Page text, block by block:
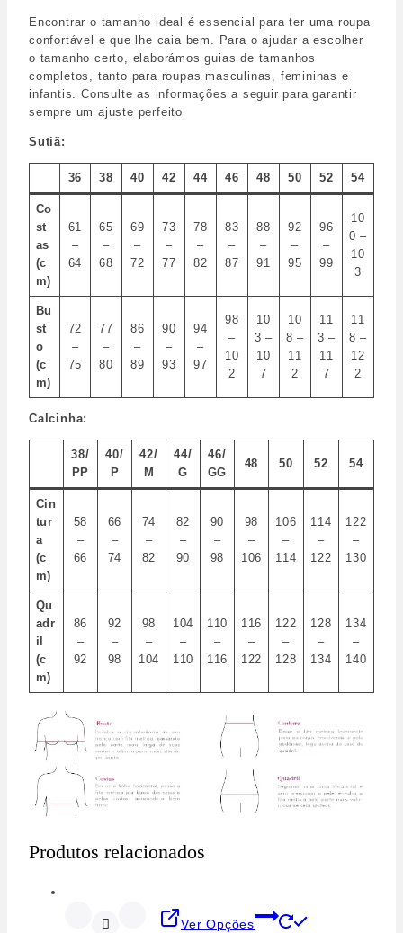
Encontrar o tamanho ideal é essencial para ter uma roupa
confortável e que lhe caia bem. Para o ajudar a escolher
o tamanho certo, elaborámos guias de tamanhos
completos, tanto para roupas masculinas, femininas e
infantis. Consulte as informações a seguir para garantir
sempre um ajuste perfeito
Sutiã:
36 38 40 42 44 46 48 50 52 54
Co
st
as
(c
m)
61
–
64
65
–
68
69
–
72
73
–
77
78
–
82
83
–
87
88
–
91
92
–
95
96
–
99
10
0 –
10
3
Bu
st
o
(c
m)
72
–
75
77
–
80
86
–
89
90
–
93
94
–
97
98
–
10
2
10
3 –
10
7
10
8 –
11
2
11
3 –
11
7
11
8 –
12
2
Calcinha:
38/
PP
40/
P
42/
M
44/
G
46/
GG
48 50 52 54
Cin
tur
a
(c
m)
58
–
66
66
–
74
74
–
82
82
–
90
90
–
98
98
–
106
106
–
114
114
–
122
122
–
130
Qu
adr
il
(c
m)
86
–
92
92
–
98
98
–
104
104
–
110
110
–
116
116
–
122
122
–
128
128
–
134
134
–
140
Produtos relacionados
Ver Opções